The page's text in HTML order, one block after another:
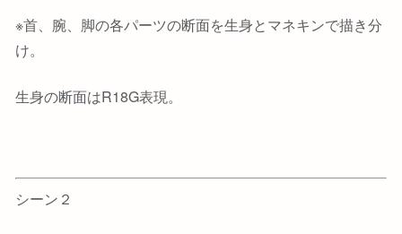
※首、腕、脚の各パーツの断面を生身とマネキンで描き分
け。
生身の断面はR18G表現。
シーン２